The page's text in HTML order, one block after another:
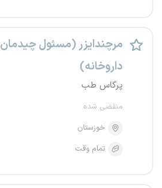
مرچندایزر (مسئول چیدمان
داروخانه)
پرگاس طب
منقضی شده
خوزستان
تمام وقت